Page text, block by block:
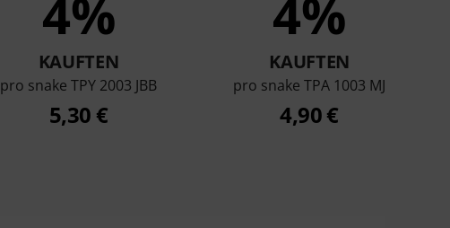
4%
KAUFTEN
pro snake TPY 2003 JBB
5,30 €
4%
KAUFTEN
pro snake TPA 1003 MJ
4,90 €